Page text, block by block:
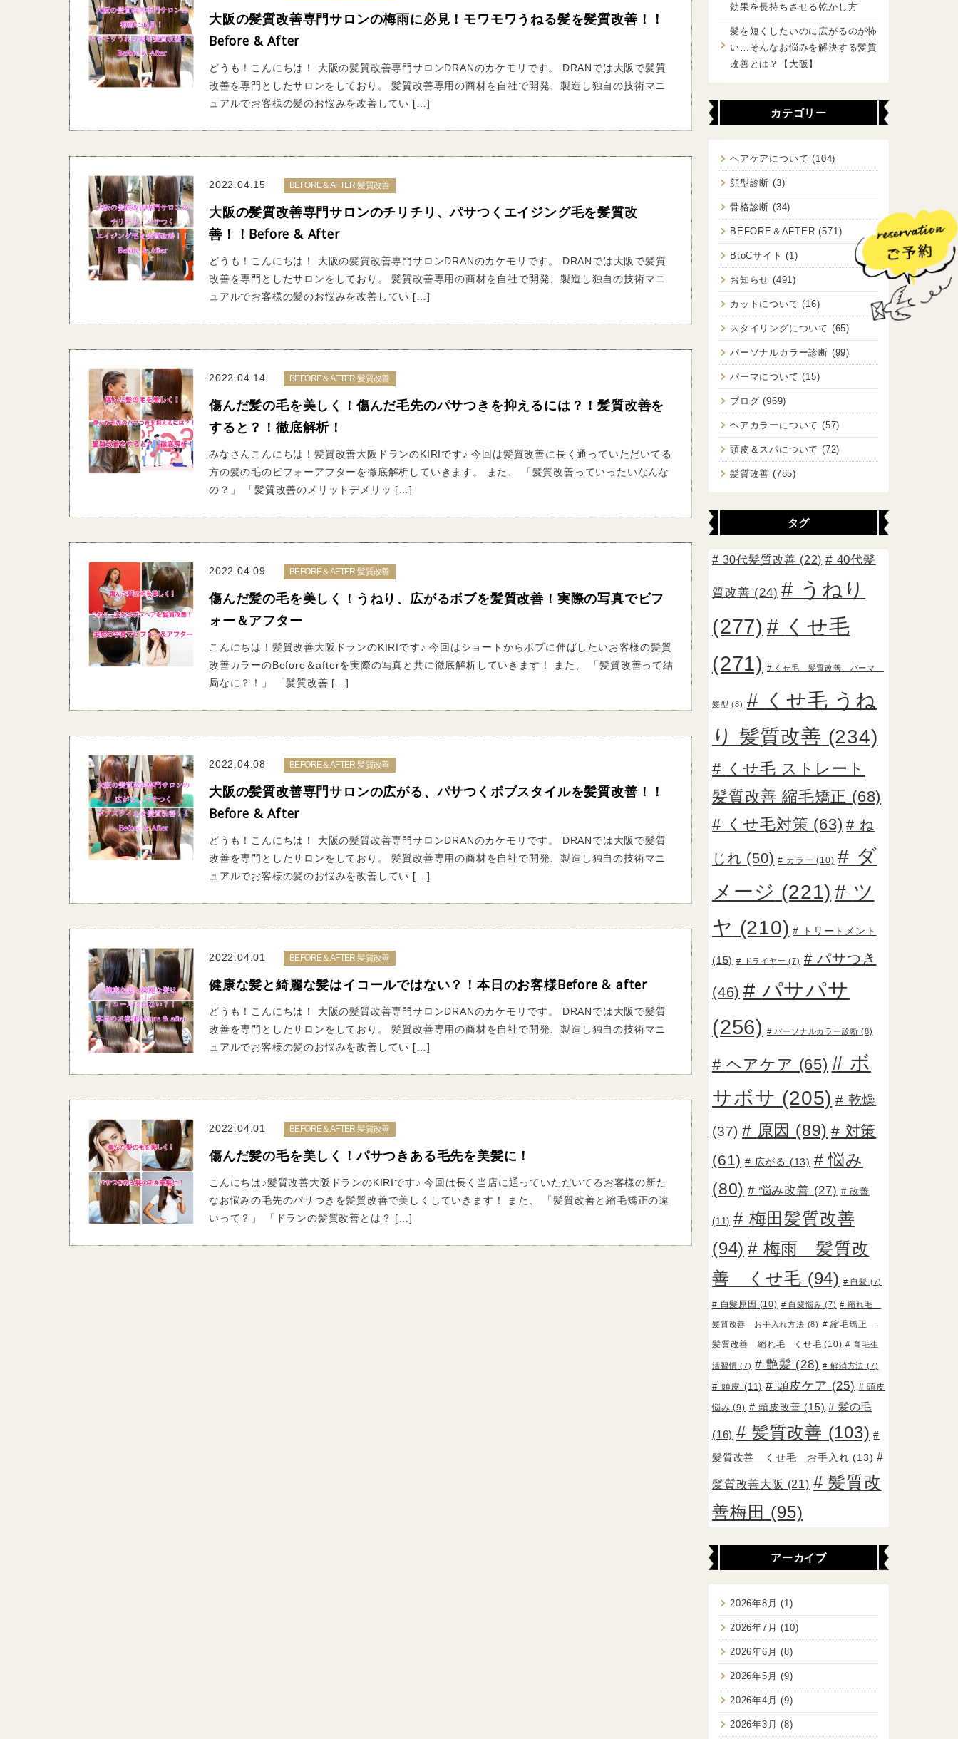
大阪の髪質改善専門サロンの梅雨に必見！モワモワうねる髪を髪質改善！！
Before & After
どうも！こんにちは！ 大阪の髪質改善専門サロンDRANのカケモリです。 DRANでは大阪で髪質
改善を専門としたサロンをしており。 髪質改善専用の商材を自社で開発、製造し独自の技術マニ
ュアルでお客様の髪のお悩みを改善してい […]
2022.04.15 BEFORE＆AFTER 髪質改善
大阪の髪質改善専門サロンのチリチリ、パサつくエイジング毛を髪質改
善！！Before & After
どうも！こんにちは！ 大阪の髪質改善専門サロンDRANのカケモリです。 DRANでは大阪で髪質
改善を専門としたサロンをしており。 髪質改善専用の商材を自社で開発、製造し独自の技術マニ
ュアルでお客様の髪のお悩みを改善してい […]
2022.04.14 BEFORE＆AFTER 髪質改善
傷んだ髪の毛を美しく！傷んだ毛先のパサつきを抑えるには？！髪質改善を
すると？！徹底解析！
みなさんこんにちは！髪質改善大阪ドランのKIRIです♪ 今回は髪質改善に長く通っていただいてる
方の髪の毛のビフォーアフターを徹底解析していきます。 また、 「髪質改善っていったいなんな
の？」 「髪質改善のメリットデメリッ […]
2022.04.09 BEFORE＆AFTER 髪質改善
傷んだ髪の毛を美しく！うねり、広がるボブを髪質改善！実際の写真でビフ
ォー＆アフター
こんにちは！髪質改善大阪ドランのKIRIです♪ 今回はショートからボブに伸ばしたいお客様の髪質
改善カラーのBefore＆afterを実際の写真と共に徹底解析していきます！ また、 「髪質改善って結
局なに？！」 「髪質改善 […]
2022.04.08 BEFORE＆AFTER 髪質改善
大阪の髪質改善専門サロンの広がる、パサつくボブスタイルを髪質改善！！
Before & After
どうも！こんにちは！ 大阪の髪質改善専門サロンDRANのカケモリです。 DRANでは大阪で髪質
改善を専門としたサロンをしており。 髪質改善専用の商材を自社で開発、製造し独自の技術マニ
ュアルでお客様の髪のお悩みを改善してい […]
2022.04.01 BEFORE＆AFTER 髪質改善
健康な髪と綺麗な髪はイコールではない？！本日のお客様Before & after
どうも！こんにちは！ 大阪の髪質改善専門サロンDRANのカケモリです。 DRANでは大阪で髪質
改善を専門としたサロンをしており。 髪質改善専用の商材を自社で開発、製造し独自の技術マニ
ュアルでお客様の髪のお悩みを改善してい […]
2022.04.01 BEFORE＆AFTER 髪質改善
傷んだ髪の毛を美しく！パサつきある毛先を美髪に！
こんにちは♪髪質改善大阪ドランのKIRIです♪ 今回は長く当店に通っていただいてるお客様の新た
なお悩みの毛先のパサつきを髪質改善で美しくしていきます！ また、 「髪質改善と縮毛矯正の違
いって？」 「ドランの髪質改善とは？ […]
効果を長持ちさせる乾かし方
髪を短くしたいのに広がるのが怖
い…そんなお悩みを解決する髪質
改善とは？【大阪】
カテゴリー
ヘアケアについて (104)
顔型診断 (3)
骨格診断 (34)
BEFORE＆AFTER (571)
BtoCサイト (1)
お知らせ (491)
カットについて (16)
スタイリングについて (65)
パーソナルカラー診断 (99)
パーマについて (15)
ブログ (969)
ヘアカラーについて (57)
頭皮＆スパについて (72)
髪質改善 (785)
タグ
30代髪質改善 (22) 40代髪
質改善 (24)
うねり
(277)
くせ毛
(271)
くせ毛 髪質改善 パーマ
髪型 (8)
くせ毛 うね
り 髪質改善 (234)
くせ毛 ストレート
髪質改善 縮毛矯正 (68)
くせ毛対策 (63) ね
じれ (50) カラー (10)
ダ
メージ (221)
ツ
ヤ (210) トリートメント
(15) ドライヤー (7) パサつき
(46)
パサパサ
(256)
パーソナルカラー診断 (8)
ヘアケア (65)
ボ
サボサ (205) 乾燥
(37) 原因 (89)
対策
(61)
広がる (13)
悩み
(80)
悩み改善 (27) 改善
(11)
梅田髪質改善
(94)
梅雨 髪質改
善 くせ毛 (94) 白髪 (7)
白髪原因 (10) 白髪悩み (7) 縮れ毛
髪質改善 お手入れ方法 (8)
縮毛矯正
髪質改善 縮れ毛 くせ毛 (10) 育毛生
活習慣 (7) 艶髪 (28) 解消方法 (7)
頭皮 (11) 頭皮ケア (25) 頭皮
悩み (9) 頭皮改善 (15) 髪の毛
(16) 髪質改善 (103)
髪質改善 くせ毛 お手入れ (13)
髪質改善大阪 (21)
髪質改
善梅田 (95)
アーカイブ
2026年8月 (1)
2026年7月 (10)
2026年6月 (8)
2026年5月 (9)
2026年4月 (9)
2026年3月 (8)